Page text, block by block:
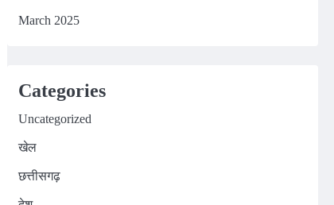
March 2025
Categories
Uncategorized
खेल
छत्तीसगढ़